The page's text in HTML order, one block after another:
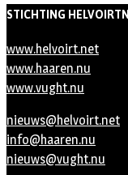
STICHTING
www.helvoirt.net
www.haaren.nu
www.vught.nu
nieuws@helvoirt.net
info@haaren.nu
nieuws@vught.nu